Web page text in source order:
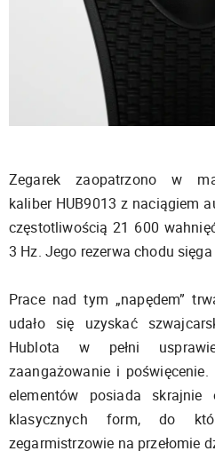
Zegarek zaopatrzono w
kaliber HUB9013 z naciągiem
częstotliwością 21 600
3 Hz. Jego rezerwa chodu
Prace nad tym „napędem”
udało się uzyskać
Hublota w pełni
zaangażowanie i
elementów posiada skrajnie
klasycznych form, do
zegarmistrzowie na przełomie